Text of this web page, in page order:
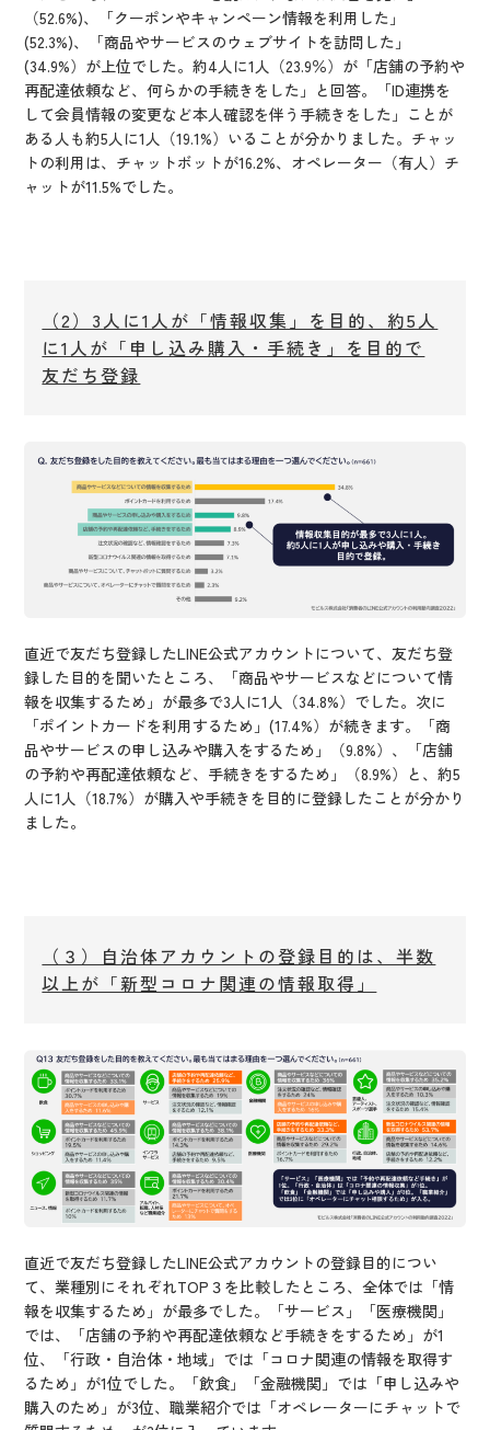
（52.6%)、「クーポンやキャンペーン情報を利用した」
(52.3%)、「商品やサービスのウェブサイトを訪問した」
(34.9%）が上位でした。約4人に1人（23.9％）が「店舗の予約や
再配達依頼など、何らかの手続きをした」と回答。「ID連携を
して会員情報の変更など本人確認を伴う手続きをした」ことが
ある人も約5人に1人（19.1%）いることが分かりました。チャッ
トの利用は、チャットボットが16.2%、オペレーター（有人）チ
ャットが11.5%でした。
（2）3人に1人が「情報収集」を目的、約5人
に1人が「申し込み購入・手続き」を目的で
友だち登録
直近で友だち登録したLINE公式アカウントについて、友だち登
録した目的を聞いたところ、「商品やサービスなどについて情
報を収集するため」が最多で3人に1人（34.8%）でした。次に
「ポイントカードを利用するため」(17.4%）が続きます。「商
品やサービスの申し込みや購入をするため」（9.8%）、「店舗
の予約や再配達依頼など、手続きをするため」（8.9%）と、約5
人に1人（18.7%）が購入や手続きを目的に登録したことが分かり
ました。
（３）自治体アカウントの登録目的は、半数
以上が「新型コロナ関連の情報取得」
直近で友だち登録したLINE公式アカウントの登録目的につい
て、業種別にそれぞれTOP３を比較したところ、全体では「情
報を収集するため」が最多でした。「サービス」「医療機関」
では、「店舗の予約や再配達依頼など手続きをするため」が1
位、「行政・自治体・地域」では「コロナ関連の情報を取得す
るため」が1位でした。「飲食」「金融機関」では「申し込みや
購入のため」が3位、職業紹介では「オペレーターにチャットで